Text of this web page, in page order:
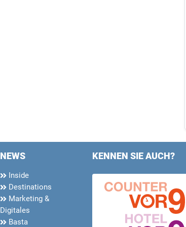
NEWS
Inside
Destinations
Marketing &
Digitales
Basta
KENNEN SIE AUCH?